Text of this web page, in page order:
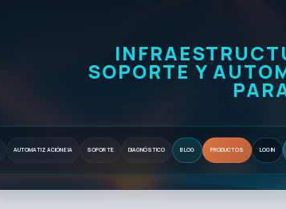
SOPORTE Y
AUTOMATIZACIÓN E IA SOPORTE DIAGNÓSTICO BLOG PRODUCTOS LOGIN